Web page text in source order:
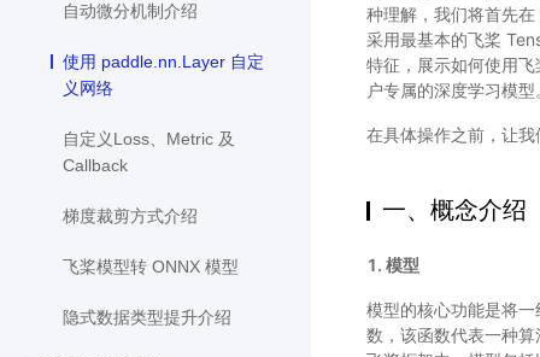
自动微分机制介绍
使用 paddle.nn.Layer 自定
义网络
自定义Loss、Metric 及
Callback
梯度裁剪方式介绍
飞桨模型转 ONNX 模型
隐式数据类型提升介绍
种理解，我们将首先
采用最基本的飞桨
特征，展示如何使用
户专属的深度学习模型
在具体操作之前，让
一、概念介绍
1. 模型
模型的核心功能是将
数，该函数代表一种